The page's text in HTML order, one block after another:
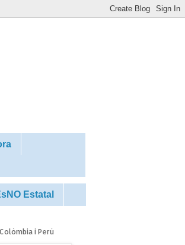
Estatal
i Perú